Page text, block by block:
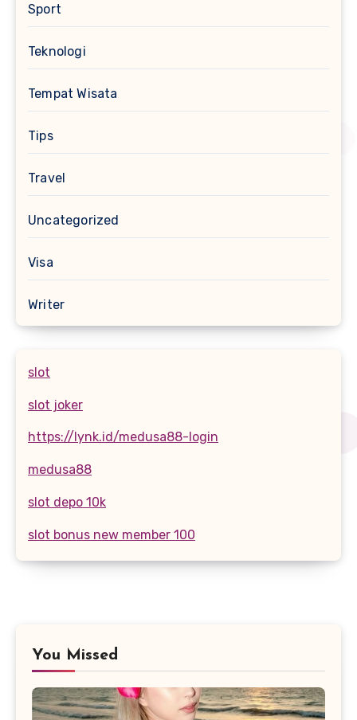
Sport
Teknologi
Tempat Wisata
Tips
Travel
Uncategorized
Visa
Writer
slot
slot joker
https://lynk.id/medusa88-login
medusa88
slot depo 10k
slot bonus new member 100
You Missed